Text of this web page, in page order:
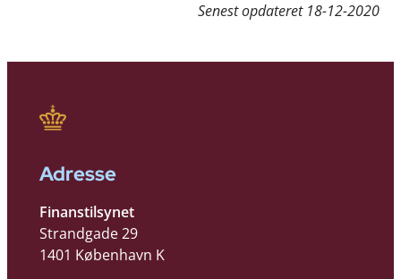
Senest opdateret 18-12-2020
Adresse
Finanstilsynet
Strandgade 29
1401 København K